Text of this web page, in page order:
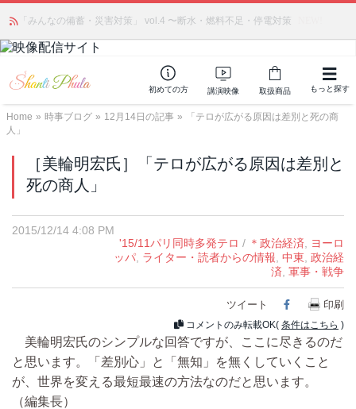
「みんなの備蓄・災害対策」 vol.4 〜断水・燃料不足・停電対策
かつて愛されていた人気商品が復活！夏場に活躍するジェルクリーム「アク
アサーキュレーション」💖🏖️ 8月末までの購入でポイント還元も✨
初めての方 講演映像 取扱商品 もっと探す
Home » 時事ブログ » 12月14日の記事 »
「テロが広がる原因は差別と死の商
人」
［美輪明宏氏］「テロが広がる原因は差別と
死の商人」
2015/12/14 4:08 PM
'15/11パリ同時多発テロ / ＊政治経済
ヨーロ
ッパ ライター・読者からの情報 中東 政治経
済 軍事・戦争
ツイート Facebook
印刷
コメントのみ転載OK( 条件はこちら )
美輪明宏氏のシンプルな回答ですが、ここに尽きるのだ
と思います。「差別心」と「無知」を無くしていくこと
が、世界を変える最短最速の方法なのだと思います。
（編集長）